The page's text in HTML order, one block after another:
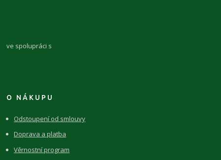
ve spolupráci s
O NÁKUPU
Odstoupení od smlouvy
Doprava a platba
Věrnostní program